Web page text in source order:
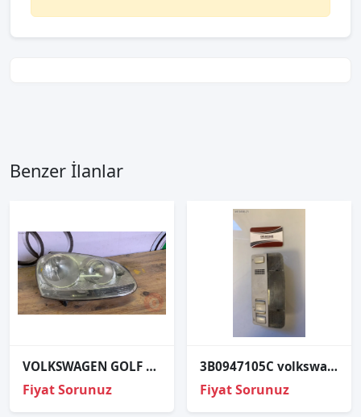
Benzer İlanlar
VOLKSWAGEN GOLF 5 SAĞ FAR ORJİNAL ÇIKMA PARÇA
Fiyat Sorunuz
3B0947105C volkswagen passat B5 ön tavan lambası
Fiyat Sorunuz